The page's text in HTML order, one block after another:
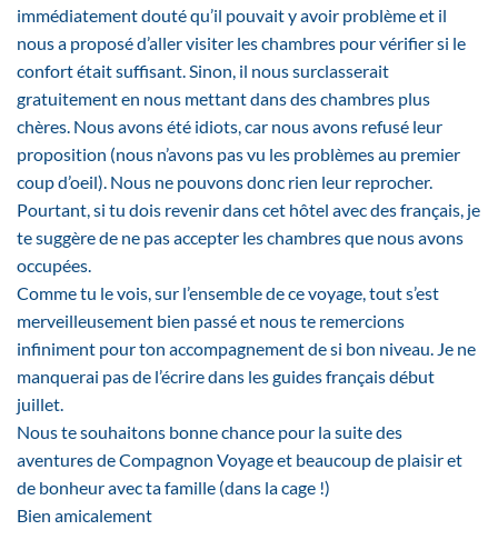
immédiatement douté qu’il pouvait y avoir problème et il
nous a proposé d’aller visiter les chambres pour vérifier si le
confort était suffisant. Sinon, il nous surclasserait
gratuitement en nous mettant dans des chambres plus
chères. Nous avons été idiots, car nous avons refusé leur
proposition (nous n’avons pas vu les problèmes au premier
coup d’oeil). Nous ne pouvons donc rien leur reprocher.
Pourtant, si tu dois revenir dans cet hôtel avec des français, je
te suggère de ne pas accepter les chambres que nous avons
occupées.
Comme tu le vois, sur l’ensemble de ce voyage, tout s’est
merveilleusement bien passé et nous te remercions
infiniment pour ton accompagnement de si bon niveau. Je ne
manquerai pas de l’écrire dans les guides français début
juillet.
Nous te souhaitons bonne chance pour la suite des
aventures de Compagnon Voyage et beaucoup de plaisir et
de bonheur avec ta famille (dans la cage !)
Bien amicalement